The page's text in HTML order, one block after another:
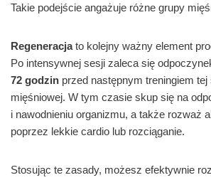
Takie podejście angażuje różne grupy
Regeneracjato kolejny ważny element
Po intensywnej sesji zaleca się
72 godzin przed następnym treningiem
mięśniowej. W tym czasie skup się na
i nawodnieniu organizmu, a także rozważ
poprzez lekkie cardio lub rozciąganie.
Stosując te zasady, możesz efektywnie